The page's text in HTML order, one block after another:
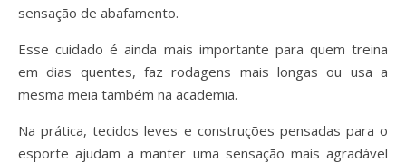
sensação de abafamento.
Esse cuidado é ainda mais importante para quem treina
em dias quentes, faz rodagens mais longas ou usa a
mesma meia também na academia.
Na prática, tecidos leves e construções pensadas para o
esporte ajudam a manter uma sensação mais agradável